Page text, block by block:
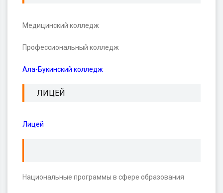
Медицинский колледж
Профессиональный колледж
Ала-Букинский колледж
ЛИЦЕЙ
Лицей
Национальные программы в сфере образования